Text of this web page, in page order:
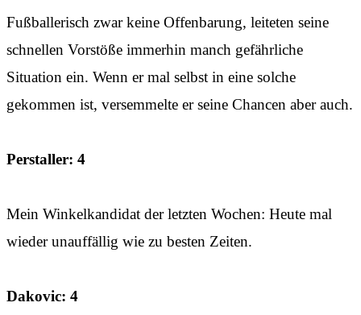
Fußballerisch zwar keine Offenbarung, leiteten seine
schnellen Vorstöße immerhin manch gefährliche
Situation ein. Wenn er mal selbst in eine solche
gekommen ist, versemmelte er seine Chancen aber auch.
Perstaller: 4
Mein Winkelkandidat der letzten Wochen: Heute mal
wieder unauffällig wie zu besten Zeiten.
Dakovic: 4